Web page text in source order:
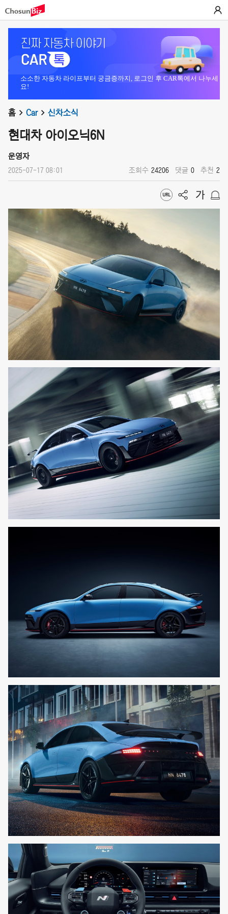
소소한 자동차 라이프부터 궁금증까지, 로그인 후 CAR톡에서 나누세
요!
홈 Car 신차소식
현대차 아이오닉6N
운영자
2025-07-17 08:01 조회수 24206 댓글 0 추천 2